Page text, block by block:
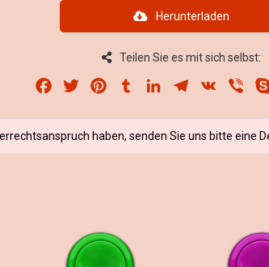
Herunterladen
Teilen Sie es mit sich selbst:
Facebook
Twitter PinterestTumblrLinkedInTelegram
VK
haben, senden Sie uns bitte eine